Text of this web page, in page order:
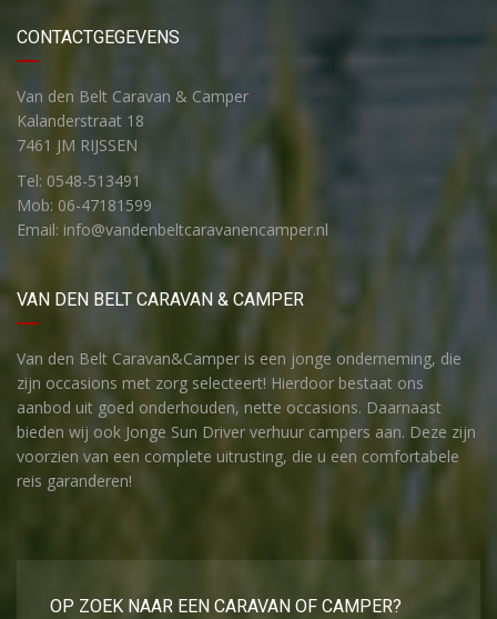
CONTACTGEGEVENS
Van den Belt Caravan & Camper
Kalanderstraat 18
7461 JM RIJSSEN
Tel: 0548-513491
Mob: 06-47181599
Email: info@vandenbeltcaravanencamper.nl
VAN DEN BELT CARAVAN & CAMPER
Van den Belt Caravan&Camper is een jonge onderneming, die
zijn occasions met zorg selecteert! Hierdoor bestaat ons
aanbod uit goed onderhouden, nette occasions. Daarnaast
bieden wij ook Jonge Sun Driver verhuur campers aan. Deze zijn
voorzien van een complete uitrusting, die u een comfortabele
reis garanderen!
OP ZOEK NAAR EEN CARAVAN OF CAMPER?